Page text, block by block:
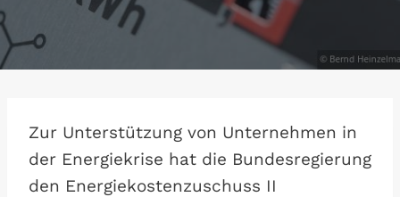
Zur Unterstützung von Unternehmen in
der Energiekrise hat die Bundesregierung
den Energiekostenzuschuss II